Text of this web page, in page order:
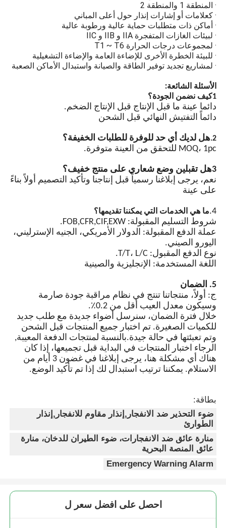
مزامنة نظام تحديد المواقع
(اختياري)
التحكم التلقائي في المفتاح
الذي يعمل بالضوء ، مجهز
بشريحة متكاملة ودوائر حماية
· المنطقة 1 والمنطقة 2
· كعلامات أو إشارات إنذار حول أعلى المباني
· أماكن ذات متطلبات حماية عالية ورطوبة عالية
· لبيئات الغازات المتفجرة IIA و IIB و IIC
· لمجموعات درجات الحرارة T1 ~ T6
· للبيئة الخطرة الأخرى للإضاءة العامة والإضاءة التشغيلية
· لمشاريع تجديد توفير الطاقة والصيانة واستبدال الأماكن الصعبة
الأسئلة الشائعة:
1كيف نضمن الجودة؟
دائما عينة ما قبل الإنتاج قبل الإنتاج الضخم.
دائماً التفتيش النهائي قبل الشحن
2. هل لديك أي حد للوفرة للطلبات الخفيفة؟
MOQ، 1pc للتحقق من العينة متوفرة.
3هل تقبلين وضع شعاري على منتج خفيف؟
نعم، يرجى إبلاغنا رسمياً قبل إنتاجنا وتأكيد التصميم أولاً بناءً
على عينة
4. ما هي الخدمات التي يمكننا تقديمها؟
شروط التسليم المقبولة: FOB,CFR,CIF,EXW.
عملة الدفع المقبولة: الدولار الأمريكي، الجنيه الإسترليني،
اليورو الصيني.
نوع الدفع المقبول: T/T، L/C.
اللغة المستخدمة: الإنجليزية والصينية
5. الضمان
ج: أولاً، منتجاتنا تنتج في نظام مراقبة جودة صارمة
وسيكون معدل العيب أقل من 0.2٪.
خلال فترة الضمان، سنرسل أضواء جديدة مع طلب جديد
للكميات الصغيرة. تم اختبار جميع المنتجات قبل الشحن
وتم تعبئتها في حالة جيدة.بالنسبة لمنتجات الدفعة المعيبة,
الرجاء اختبار المنتجات في البداية قبل تجميعها، إذا كان
هناك أي مشكلة هنا، يرجى إبلاغنا في غضون 3 أيام من
الاستلام. يمكننا ترتيب استبدال لك إذا تم تأكيد الوضع.
بطاقة:
ضوء التحذير ضد الانفجار,إنذار مقاوم للانفجار,إنذار
الطوارئ
منارة عائق ضد الانفجارات، ضوء الطيران للدخان، منارة
عائق المنصة البحرية
Emergency Warning Alarm
احصل على افضل سعر ل